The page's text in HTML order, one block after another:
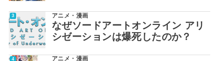
アニメ・漫画
なぜソードアートオンライン アリ
シゼーションは爆死したのか？
アニメ・漫画